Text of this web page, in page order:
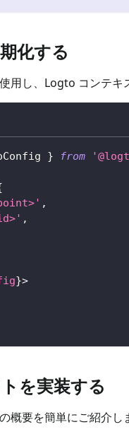
化する
用し、Logto コンテキ
} from
,
,
}>
を実装する
概要を簡単にご紹介